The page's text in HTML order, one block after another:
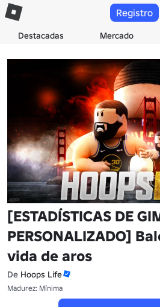
Destacadas Mercado
Registro
[ESTADÍSTICAS DE
PERSONALIZADO]
vida de aros
De Hoops Life
Madurez: Mínima